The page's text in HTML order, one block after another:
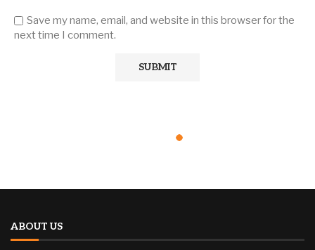
Save my name, email, and website in this browser for the
next time I comment.
ABOUT US